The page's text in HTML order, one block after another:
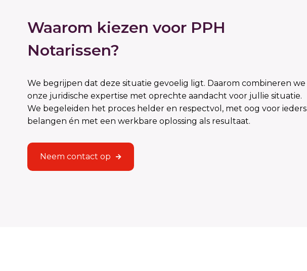
Waarom kiezen voor PPH
Notarissen?
We begrijpen dat deze situatie gevoelig ligt. Daarom combineren we
onze juridische expertise met oprechte aandacht voor jullie situatie.
We begeleiden het proces helder en respectvol, met oog voor ieders
belangen én met een werkbare oplossing als resultaat.
Neem contact op